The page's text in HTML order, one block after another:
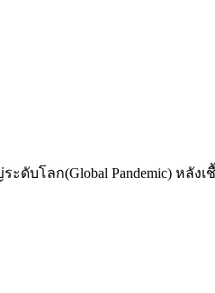
บโลก(Global Pandemic) หลั